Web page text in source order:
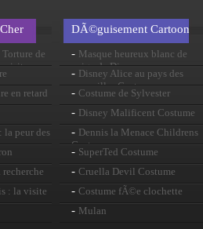
de
visite
en retard
la peur des
: la visite
DÃ©guisement Cartoon
- Masque heureux blanc de
neige de Disney
- Disney Alice au pays des
merveilles Costume
- Costume de Sylvester
- Disney Malificent Costume
- Dennis la Menace Childrens
Costume
- SuperTed Costume
- Cruella Devil Costume
- Costume fÃ©e clochette
- Mulan